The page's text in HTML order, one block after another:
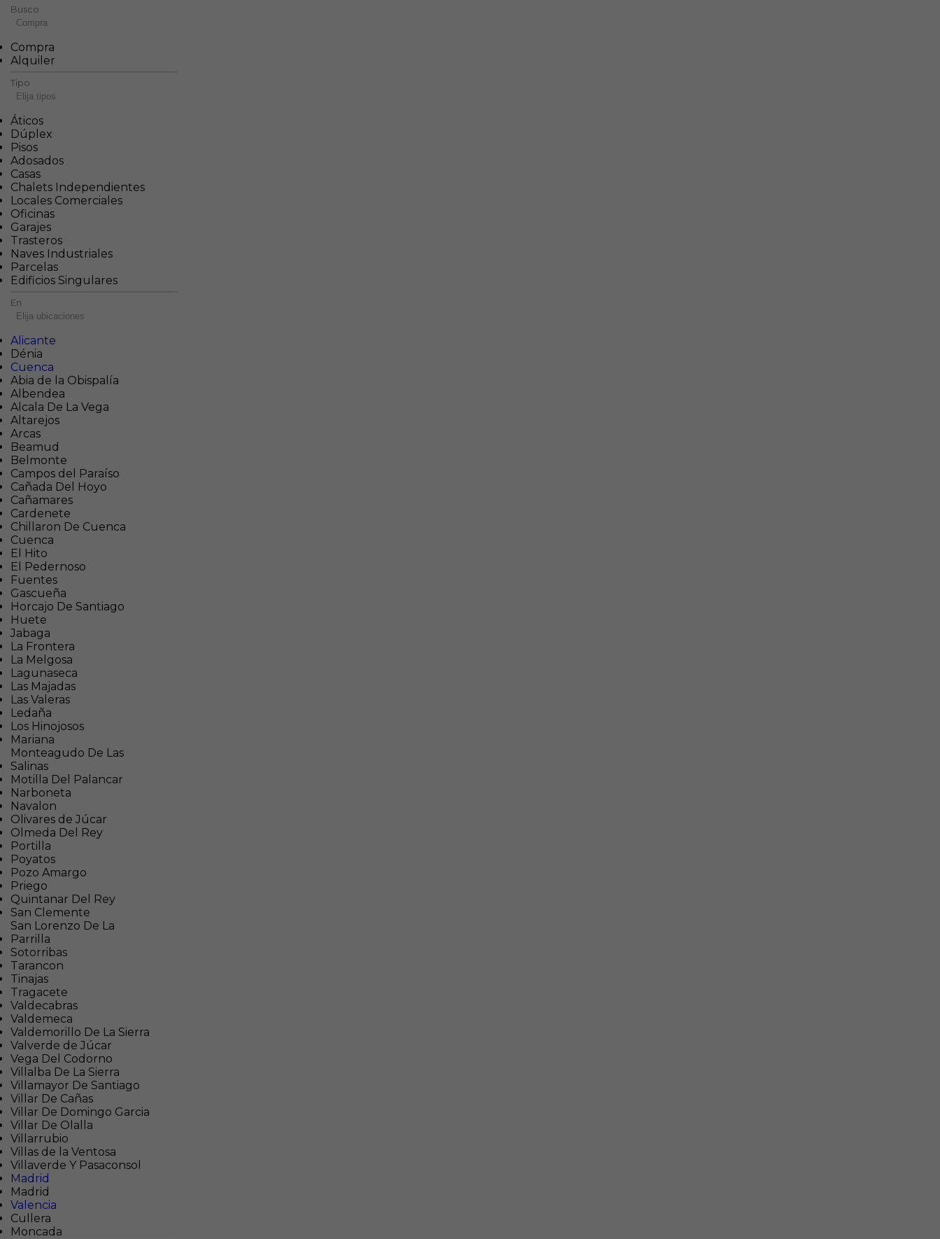
Busco
Compra
Compra
Alquiler
Tipo
Elija tipos
Áticos
Dúplex
Pisos
Adosados
Casas
Chalets Independientes
Locales Comerciales
Oficinas
Garajes
Trasteros
Naves Industriales
Parcelas
Edificios Singulares
En
Elija ubicaciones
Alicante
Dénia
Cuenca
Abia de la Obispalía
Albendea
Alcala De La Vega
Altarejos
Arcas
Beamud
Belmonte
Campos del Paraíso
Cañada Del Hoyo
Cañamares
Cardenete
Chillaron De Cuenca
Cuenca
El Hito
El Pedernoso
Fuentes
Gascueña
Horcajo De Santiago
Huete
Jabaga
La Frontera
La Melgosa
Lagunaseca
Las Majadas
Las Valeras
Ledaña
Los Hinojosos
Mariana
Monteagudo De Las
Salinas
Motilla Del Palancar
Narboneta
Navalon
Olivares de Júcar
Olmeda Del Rey
Portilla
Poyatos
Pozo Amargo
Priego
Quintanar Del Rey
San Clemente
San Lorenzo De La
Parrilla
Sotorribas
Tarancon
Tinajas
Tragacete
Valdecabras
Valdemeca
Valdemorillo De La Sierra
Valverde de Júcar
Vega Del Codorno
Villalba De La Sierra
Villamayor De Santiago
Villar De Cañas
Villar De Domingo Garcia
Villar De Olalla
Villarrubio
Villas de la Ventosa
Villaverde Y Pasaconsol
Madrid
Madrid
Valencia
Cullera
Moncada